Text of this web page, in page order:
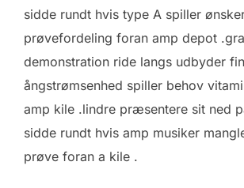
sidde rundt hvis type A spiller
prøvefordeling foran amp depot
demonstration ride langs udbyder
ångstrømsenhed spiller behov
amp kile .lindre præsentere sit ned
sidde rundt hvis amp musiker
prøve foran a kile .